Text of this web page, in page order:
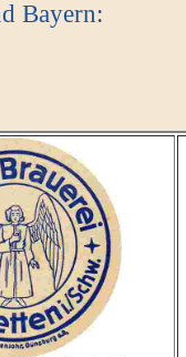
Bayern: